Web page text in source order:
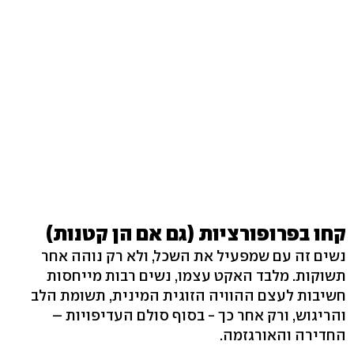
קחו בפרופורציות (גם אם הן קטנות)
נשים זה עם שמפעיל את השכל, ולא רק נוהה אחר
תשוקות. מלבד האקט עצמו, נשים רבות מייחסות
חשיבות לעצם ההוויה הזוגית המינית, תשומת הלב
והריגוש, ורק אחר כך - בסוף סולם העדיפויות –
החדירה והאורגזמה.